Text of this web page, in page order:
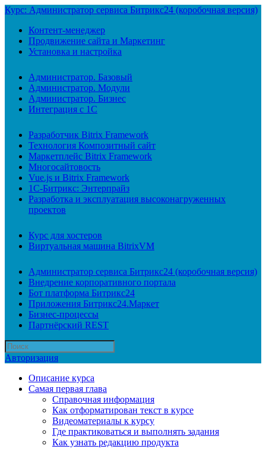
Курс: Администратор сервиса Битрикс24 (коробочная версия)
Контент-менеджер
Продвижение сайта и Маркетинг
Установка и настройка
Администратор. Базовый
Администратор. Модули
Администратор. Бизнес
Интеграция с 1С
Разработчик Bitrix Framework
Технология Композитный сайт
Маркетплейс Bitrix Framework
Многосайтовость
Vue.js и Bitrix Framework
1С-Битрикс: Энтерпрайз
Разработка и эксплуатация высоконагруженных
проектов
Курс для хостеров
Виртуальная машина BitrixVM
Администратор сервиса Битрикс24 (коробочная версия)
Внедрение корпоративного портала
Бот платформа Битрикс24
Приложения Битрикс24.Маркет
Бизнес-процессы
Партнёрский REST
Авторизация
Описание курса
Самая первая глава
Справочная информация
Как отформатирован текст в курсе
Видеоматериалы к курсу
Где практиковаться и выполнять задания
Как узнать редакцию продукта